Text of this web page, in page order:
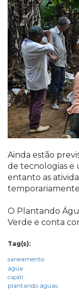
Ainda estão
de tecnologias e
entanto as
O Plantando
Verde e conta
Tag(s):
saneamento
água
cajati
plantando águas